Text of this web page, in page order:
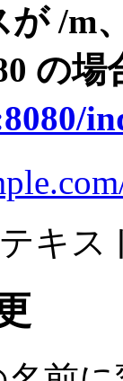
/m
の
キス